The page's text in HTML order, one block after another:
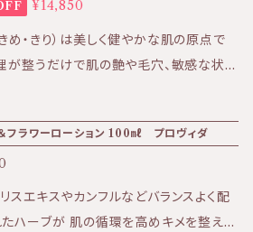
培されています。 また、アルプスに自
薬草を、環境的な配慮のもとで収穫して
も、一切の動物実験を行っておりませ
で、洗顔後の濡れているお肌に ご使用く
の肌、痒
★香り:香り高い華やかな香り ★テクス
リソルベート２０、エタノール、ラバンデュ
リダ油、コムギ胚芽エキス、トウキンセン
¥14,850
め・きり）は美しく健やかな肌の原点で
が整うだけで肌の艶や毛穴、敏感な状態
【商品のお届け方法につい
らの商品はポスト投函でのお届けです。
定をご希望の場合は宅配となるため別途
料を頂戴しております。 商品購入時に
ハーブ＆フラワーローション 100㎖ プロヴィダ
スエキスやカンフルなどバランスよく配
ハーブが 肌の循環を高めキメを整えて